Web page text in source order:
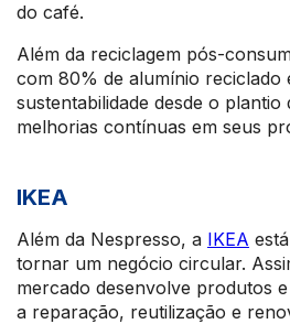
do café.
Além da reciclagem pós-
com 80% de alumínio reciclado
sustentabilidade desde o
melhorias contínuas em seus
IKEA
Além da Nespresso, a IKEA
tornar um negócio circular.
mercado desenvolve produtos
a reparação, reutilização e